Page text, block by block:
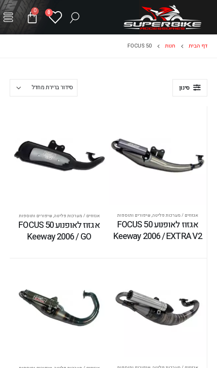
0
0
דף הבית חנות FOCUS 50
סינון
אגזוזים / מערכות פליטה, שיפורים ותוספות
אגזוז לאופנוע FOCUS 50
Keeway 2006 / EXTRA V2
אגזוזים / מערכות פליטה, שיפורים ותוספות
אגזוז לאופנוע FOCUS 50
Keeway 2006 / GO